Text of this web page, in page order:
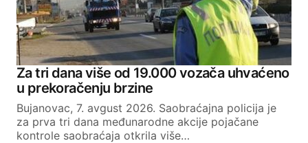
Za tri dana više od 19.000 vozača uhvaćeno
u prekoračenju brzine
Bujanovac, 7. avgust 2026. Saobraćajna policija je
za prva tri dana međunarodne akcije pojačane
kontrole saobraćaja otkrila više…